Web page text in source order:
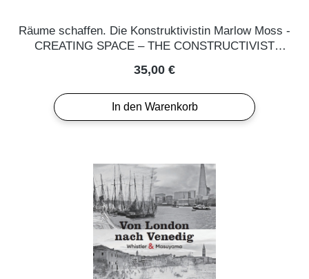
Räume schaffen. Die Konstruktivistin Marlow Moss -
CREATING SPACE – THE CONSTRUCTIVIST
Regulärer Preis:
35,00 €
In den Warenkorb